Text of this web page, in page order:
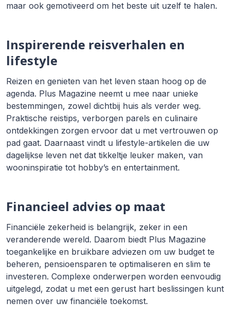
maar ook gemotiveerd om het beste uit uzelf te halen.
Inspirerende reisverhalen en
lifestyle
Reizen en genieten van het leven staan hoog op de
agenda. Plus Magazine neemt u mee naar unieke
bestemmingen, zowel dichtbij huis als verder weg.
Praktische reistips, verborgen parels en culinaire
ontdekkingen zorgen ervoor dat u met vertrouwen op
pad gaat. Daarnaast vindt u lifestyle-artikelen die uw
dagelijkse leven net dat tikkeltje leuker maken, van
wooninspiratie tot hobby’s en entertainment.
Financieel advies op maat
Financiële zekerheid is belangrijk, zeker in een
veranderende wereld. Daarom biedt Plus Magazine
toegankelijke en bruikbare adviezen om uw budget te
beheren, pensioensparen te optimaliseren en slim te
investeren. Complexe onderwerpen worden eenvoudig
uitgelegd, zodat u met een gerust hart beslissingen kunt
nemen over uw financiële toekomst.